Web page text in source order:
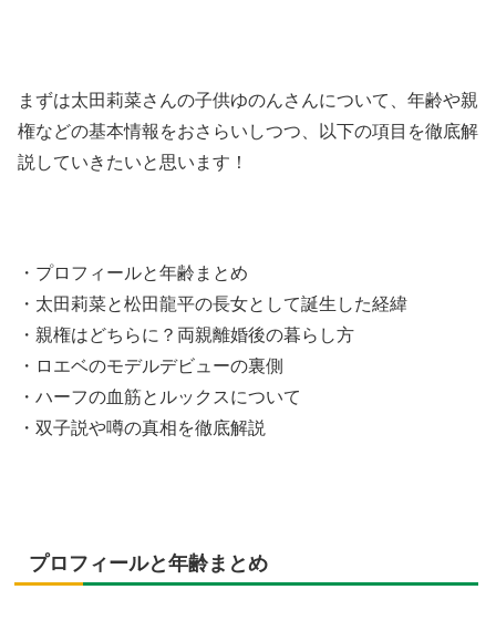
まずは太田莉菜さんの子供ゆのんさんについて、年齢や親
権などの基本情報をおさらいしつつ、以下の項目を徹底解
説していきたいと思います！
・プロフィールと年齢まとめ
・太田莉菜と松田龍平の長女として誕生した経緯
・親権はどちらに？両親離婚後の暮らし方
・ロエベのモデルデビューの裏側
・ハーフの血筋とルックスについて
・双子説や噂の真相を徹底解説
プロフィールと年齢まとめ